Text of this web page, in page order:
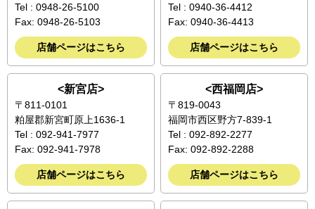
Tel : 0948-26-5100
Fax: 0948-26-5103
店舗ページはこちら
Tel : 0940-36-4412
Fax: 0940-36-4413
店舗ページはこちら
<新宮店>
〒811-0101
粕屋郡新宮町原上1636-1
Tel : 092-941-7977
Fax: 092-941-7978
店舗ページはこちら
<西福岡店>
〒819-0043
福岡市西区野方7-839-1
Tel : 092-892-2277
Fax: 092-892-2288
店舗ページはこちら